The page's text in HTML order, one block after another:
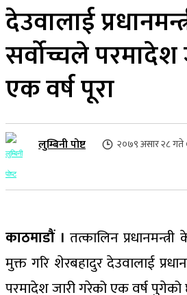
देउवालाई
सर्वोच्चले परमादेश
एक वर्ष पूरा
लुम्बिनी पोष्ट २०७९ असार २८ गते
काठमाडौं । तत्कालिन
मुक्त गरि शेरबहादुर देउवालाई
परमादेश जारी गरेको एक वर्ष पुगेको